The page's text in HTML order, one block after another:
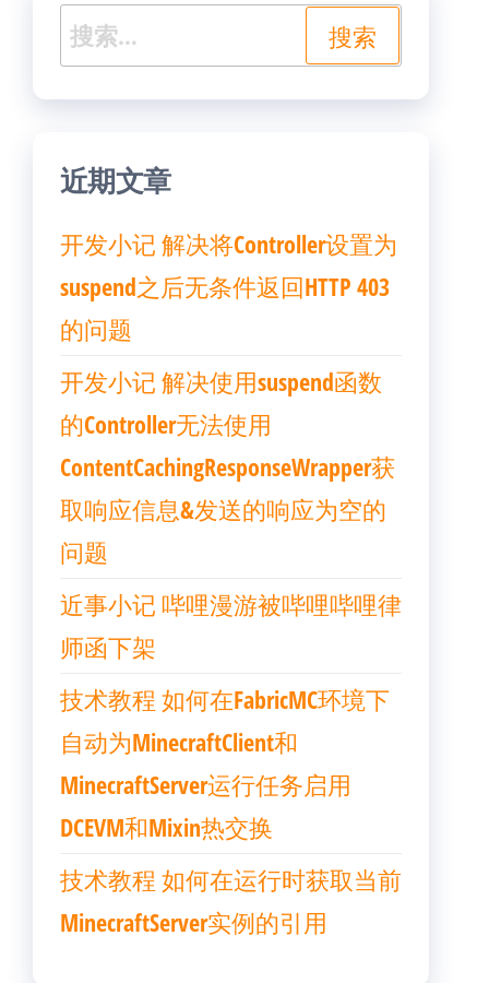
搜
索：
近期文章
开发小记 解决将Controller设置为
suspend之后无条件返回HTTP 403
的问题
开发小记 解决使用suspend函数
的Controller无法使用
ContentCachingResponseWrapper获
取响应信息&发送的响应为空的
问题
近事小记 哔哩漫游被哔哩哔哩律
师函下架
技术教程 如何在FabricMC环境下
自动为MinecraftClient和
MinecraftServer运行任务启用
DCEVM和Mixin热交换
技术教程 如何在运行时获取当前
MinecraftServer实例的引用